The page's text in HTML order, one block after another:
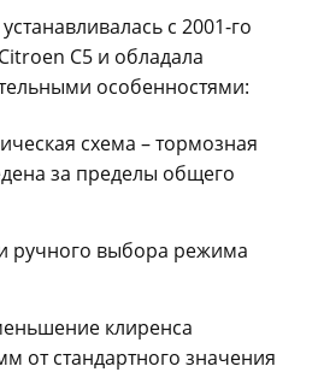
с 2001-го
C5 и обладала
особенностями:
схема – тормозная
за пределы общего
ручного выбора режима
клиренса
от стандартного значения